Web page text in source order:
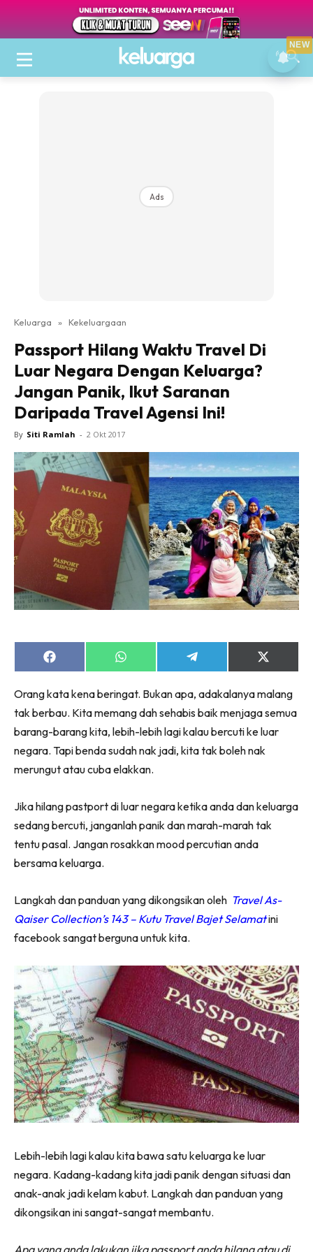
Ads
Keluarga » Kekeluargaan
Passport Hilang Waktu Travel Di
Luar Negara Dengan Keluarga?
Jangan Panik, Ikut Saranan
Daripada Travel Agensi Ini!
By Siti Ramlah - 2 Okt 2017
Share
on
Share
on
Share
on
Share
on
(Twitter)
Orang kata kena beringat. Bukan apa, adakalanya malang
tak berbau. Kita memang dah sehabis baik menjaga semua
barang-barang kita, lebih-lebih lagi kalau bercuti ke luar
negara. Tapi benda sudah nak jadi, kita tak boleh nak
merungut atau cuba elakkan.
Jika hilang pastport di luar negara ketika anda dan keluarga
sedang bercuti, janganlah panik dan marah-marah tak
tentu pasal. Jangan rosakkan mood percutian anda
bersama keluarga.
Langkah dan panduan yang dikongsikan oleh Travel As-
Qaiser Collection’s 143 – Kutu Travel Bajet Selamatini
facebook sangat berguna untuk kita.
Lebih-lebih lagi kalau kita bawa satu keluarga ke luar
negara. Kadang-kadang kita jadi panik dengan situasi dan
anak-anak jadi kelam kabut. Langkah dan panduan yang
dikongsikan ini sangat-sangat membantu.
NEW